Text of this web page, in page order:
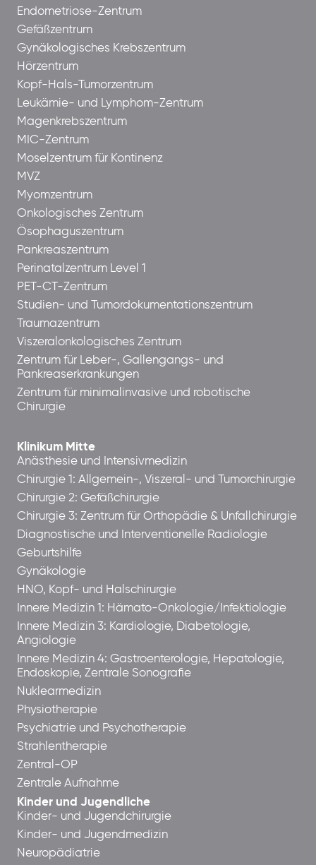
Endometriose-Zentrum
Gefäßzentrum
Gynäkologisches Krebszentrum
Hörzentrum
Kopf-Hals-Tumorzentrum
Leukämie- und Lymphom-Zentrum
Magenkrebszentrum
MIC-Zentrum
Moselzentrum für Kontinenz
MVZ
Myomzentrum
Onkologisches Zentrum
Ösophaguszentrum
Pankreaszentrum
Perinatalzentrum Level 1
PET-CT-Zentrum
Studien- und Tumordokumentationszentrum
Traumazentrum
Viszeralonkologisches Zentrum
Zentrum für Leber-, Gallengangs- und
Pankreaserkrankungen
Zentrum für minimalinvasive und robotische
Chirurgie
Klinikum Mitte
Anästhesie und Intensivmedizin
Chirurgie 1: Allgemein-, Viszeral- und Tumorchirurgie
Chirurgie 2: Gefäßchirurgie
Chirurgie 3: Zentrum für Orthopädie & Unfallchirurgie
Diagnostische und Interventionelle Radiologie
Geburtshilfe
Gynäkologie
HNO, Kopf- und Halschirurgie
Innere Medizin 1: Hämato-Onkologie/Infektiologie
Innere Medizin 3: Kardiologie, Diabetologie,
Angiologie
Innere Medizin 4: Gastroenterologie, Hepatologie,
Endoskopie, Zentrale Sonografie
Nuklearmedizin
Physiotherapie
Psychiatrie und Psychotherapie
Strahlentherapie
Zentral-OP
Zentrale Aufnahme
Kinder und Jugendliche
Kinder- und Jugendchirurgie
Kinder- und Jugendmedizin
Neuropädiatrie